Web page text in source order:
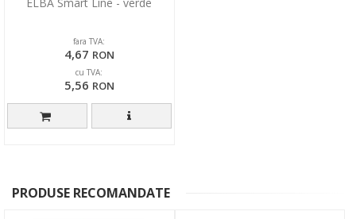
ELBA Smart Line - verde
fara TVA:
4,67 RON
cu TVA:
5,56 RON
PRODUSE RECOMANDATE